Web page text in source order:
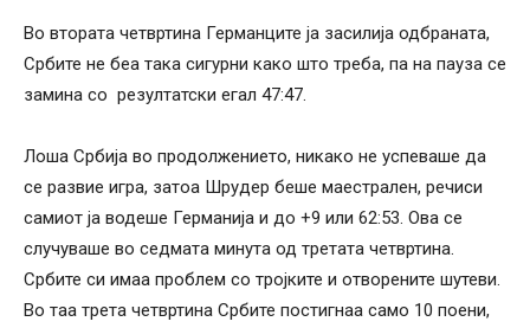
Во втората четвртина Германците ја засилија одбраната,
Србите не беа така сигурни како што треба, па на пауза се
замина со резултатски егал 47:47.
Лоша Србија во продолжението, никако не успеваше да
се развие игра, затоа Шрудер беше маестрален, речиси
самиот ја водеше Германија и до +9 или 62:53. Ова се
случуваше во седмата минута од третата четвртина.
Србите си имаа проблем со тројките и отворените шутеви.
Во таа трета четвртина Србите постигнаа само 10 поени,